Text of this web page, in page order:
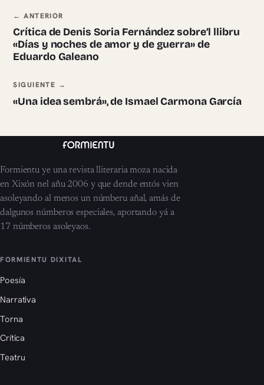
Navegación ente pieces
← ANTERIOR
Crítica de Denis Soria Fernández sobre’l llibru
«Días y noches de amor y de guerra» de
Eduardo Galeano
SIGUIENTE →
«Una idea sembrá», de Ismael Carmona García
Formientu ye una revista lliteraria moza nacida
en Xixón nel añu 2006 y que dende entós vien
asoleyando al menos un númberu añal, amás de
dalgunos númberos especiales, aportando yá a
17 númberos asoleyaos.
FORMIENTU DIXITAL
Poesía
Narrativa
Torna
Crítica
Teatru